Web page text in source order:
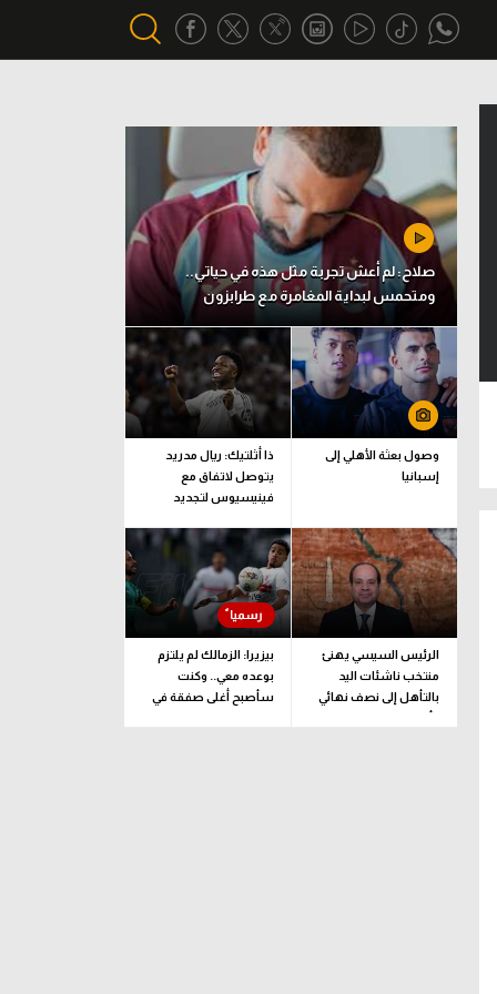
أقسام خاصة
Gamers
ميركاتو
تحقيق في الجول
تقرير في الجول
تحليل في الجول
حكايات في الجول
كويز في الجول
صلاح: لم أعش تجربة مثل هذه في حياتي..
ومتحمس لبداية المغامرة مع طرابزون
وصول بعثة الأهلي إلى
إسبانيا
ذا أثلتيك: ريال مدريد
يتوصل لاتفاق مع
فينيسيوس لتجديد
الرئيس السيسي يهنئ
منتخب ناشئات اليد
بالتأهل إلى نصف نهائي
كأس العالم
بيزيرا: الزمالك لم يلتزم
بوعده معي.. وكنت
سأصبح أغلى صفقة في